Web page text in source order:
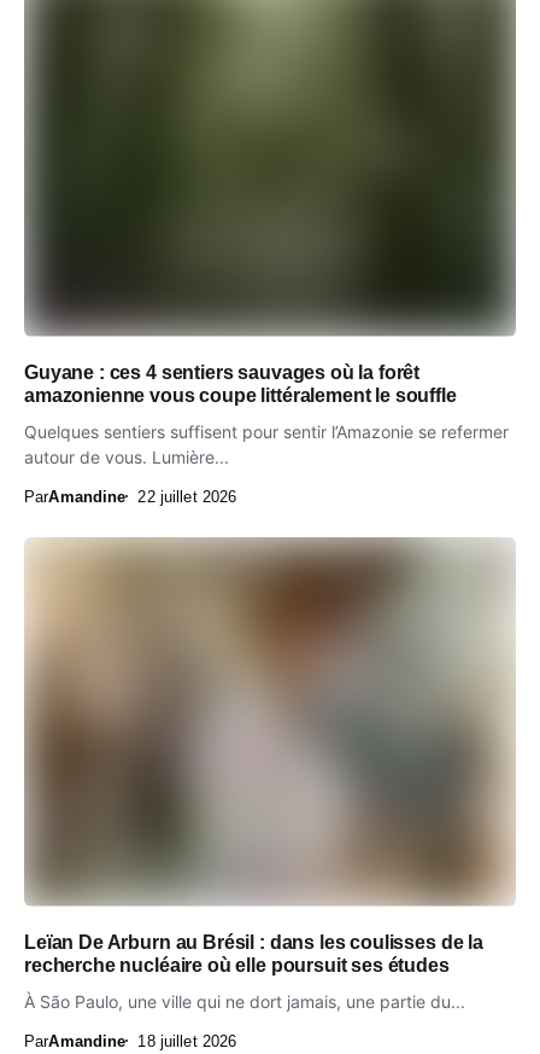
Guyane : ces 4 sentiers sauvages où la forêt
amazonienne vous coupe littéralement le souffle
Quelques sentiers suffisent pour sentir l’Amazonie se refermer
autour de vous. Lumière...
ParAmandine 22 juillet 2026
Leïan De Arburn au Brésil : dans les coulisses de la
recherche nucléaire où elle poursuit ses études
À São Paulo, une ville qui ne dort jamais, une partie du...
ParAmandine 18 juillet 2026